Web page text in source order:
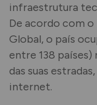
infraestrutura
De acordo com
Global, o país
entre 138 países)
das suas
internet.